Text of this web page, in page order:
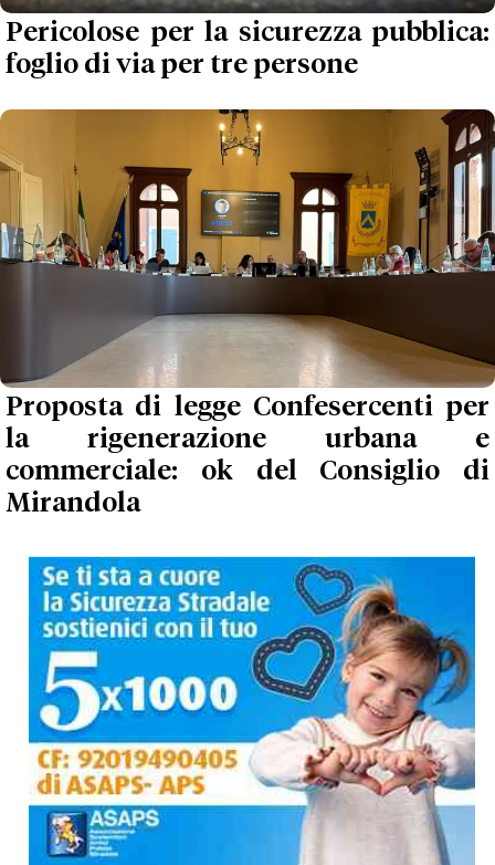
Pericolose per la sicurezza pubblica:
foglio di via per tre persone
Proposta di legge Confesercenti per
la rigenerazione urbana e
commerciale: ok del Consiglio di
Mirandola